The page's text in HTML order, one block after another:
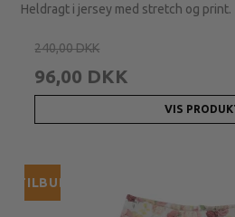
Heldragt i jersey med stretch og print.
240,00 DKK
96,00 DKK
VIS
TILBUD